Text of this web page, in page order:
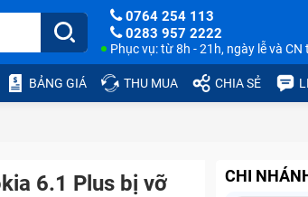
0764 254 113
0283 957 2222
Phục vụ: từ 8h - 21h, ngày lễ và CN
BẢNG GIÁ THU MUA CHIA SẺ
6.1 Plus bị vỡ CHI